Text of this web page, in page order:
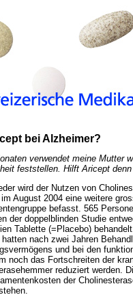
bei Alzheimer?
verwendet meine Mutter
feststellen. Hilft Aricept
wird der Nutzen von
August 2004 eine weitere
befasst. 565
der doppelblinden Studie
Tablette (=Placebo)
hatten nach zwei Jahren
und bei den
noch das Fortschreiten der
reduziert werden.
der